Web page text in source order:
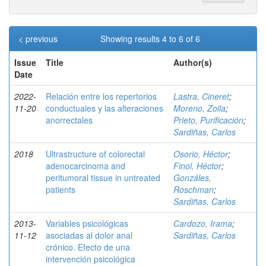
Showing results 4 to 6 of 6
< previous
Issue
Date
Title Author(s)
2022-
11-20
Relación entre los repertorios
conductuales y las alteraciones
anorrectales
Lastra, Cineret;
Moreno, Zoila;
Prieto, Purificación;
Sardiñas, Carlos
2018
Ultrastructure of colorectal
adenocarcinoma and
peritumoral tissue in untreated
patients
Osorio, Héctor;
Finol, Héctor;
Gonzáles,
Roschman;
Sardiñas, Carlos
2013-
11-12
Variables psicológicas
asociadas al dolor anal
crónico. Efecto de una
intervención psicológica
Cardozo, Irama;
Sardiñas, Carlos